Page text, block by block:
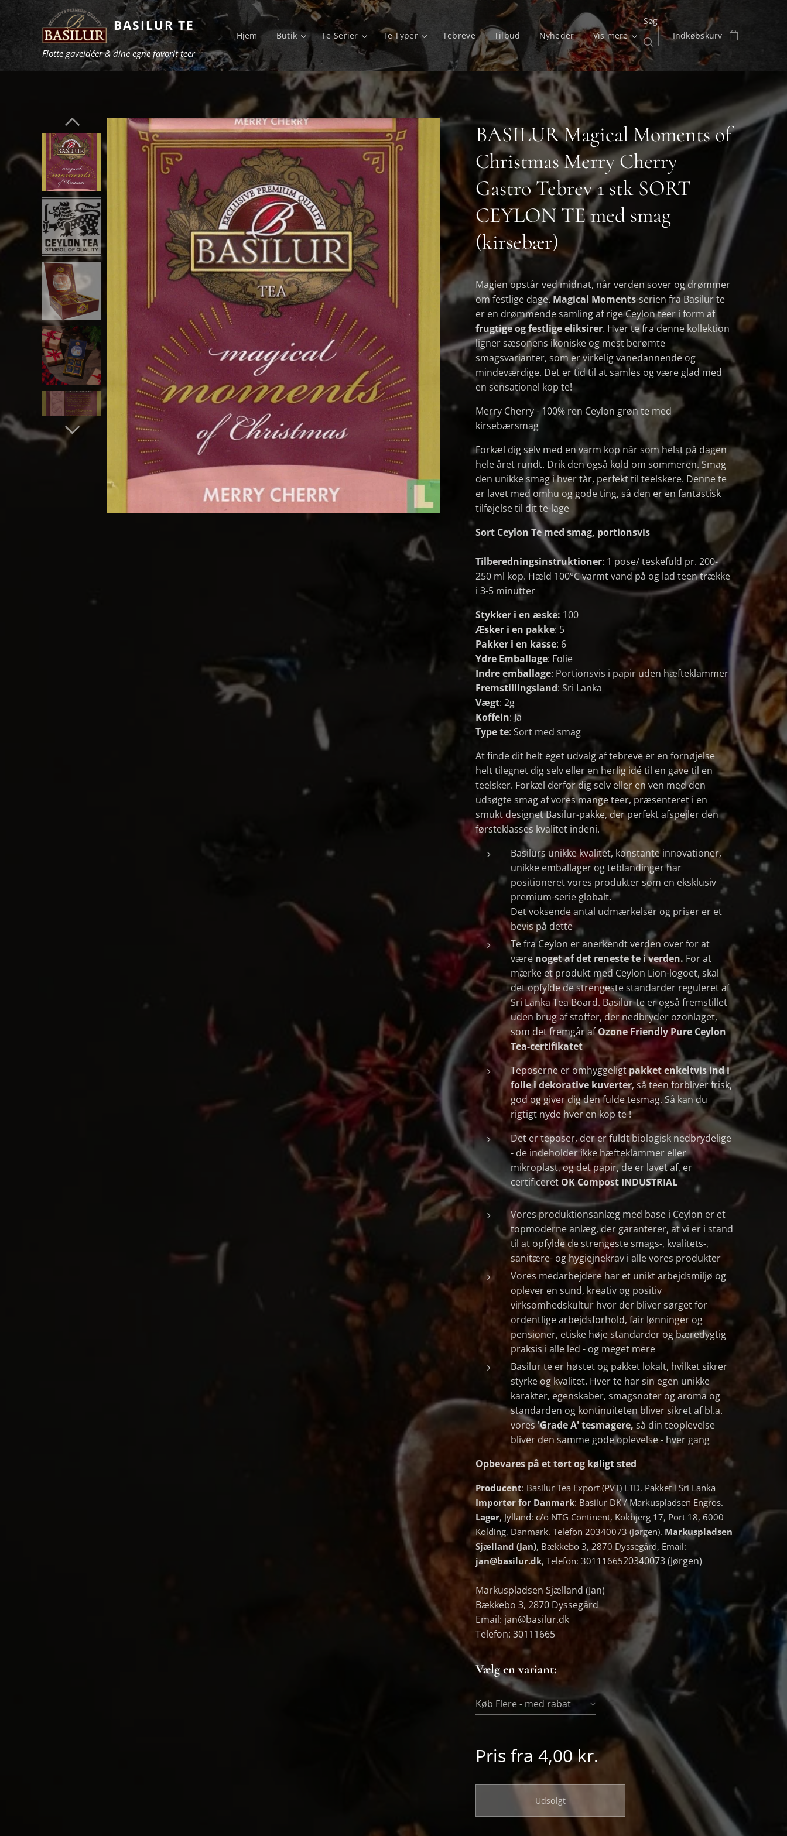
BASILUR TE
Flotte gaveidéer & dine egne favorit teer
Hjem Butik Te Serier Te Typer Tebreve Tilbud Nyheder Vis mere
Søg
Indkøbskurv
BASILUR Magical Moments of
Christmas Merry Cherry
Gastro Tebrev 1 stk SORT
CEYLON TE med smag
(kirsebær)
Magien opstår ved midnat, når verden sover og drømmer
om festlige dage.Magical Moments-serien fra Basilur te
er en drømmende samling af rige Ceylon teer i form af
frugtige og festlige eliksirer. Hver te fra denne kollektion
ligner sæsonens ikoniske og mest berømte
smagsvarianter, som er virkelig vanedannende og
mindeværdige. Det er tid til at samles og være glad med
en sensationel kop te!
Merry Cherry - 100% ren Ceylon grøn te med
kirsebærsmag
Forkæl dig selv med en varm kop når som helst på dagen
hele året rundt. Drik den også kold om sommeren. Smag
den unikke smag i hver tår, perfekt til teelskere. Denne te
er lavet med omhu og gode ting, så den er en fantastisk
tilføjelse til dit te-lage
Sort Ceylon Te med smag, portionsvis
Tilberedningsinstruktioner: 1 pose/ teskefuld pr. 200-
250 ml kop. Hæld 100°C varmt vand på og lad teen trække
i 3-5 minutter
Stykker i en æske: 100
Æsker i en pakke: 5
Pakker i en kasse: 6
Ydre Emballage: Folie
Indre emballage: Portionsvis i papir uden hæfteklammer
Fremstillingsland: Sri Lanka
Vægt: 2g
Koffein: Ja
Type te: Sort med smag
At finde dit helt eget udvalg af tebreve er en fornøjelse
helt tilegnet dig selv eller en herlig idé til en gave til en
teelsker. Forkæl derfor dig selv eller en ven med den
udsøgte smag af vores mange teer, præsenteret i en
smukt designet Basilur-pakke, der perfekt afspejler den
førsteklasses kvalitet indeni.
Basilurs unikke kvalitet, konstante innovationer,
unikke emballager og teblandinger har
positioneret vores produkter som en eksklusiv
premium-serie globalt.
Det voksende antal udmærkelser og priser er et
bevis på dette
Te fra Ceylon er anerkendt verden over for at
være noget af det reneste te i verden. For at
mærke et produkt med Ceylon Lion-logoet, skal
det opfylde de strengeste standarder reguleret af
Sri Lanka Tea Board. Basilur-te er også fremstillet
uden brug af stoffer, der nedbryder ozonlaget,
som det fremgår afOzone Friendly Pure Ceylon
Tea-certifikatet
Teposerne er omhyggeligtpakketenkeltvis ind i
folie i dekorative kuverter, så teen forbliver frisk,
god og giver dig den fulde tesmag. Så kan du
rigtigt nyde hver en kop te !
Det er teposer, der er fuldt biologisk nedbrydelige
- de indeholder ikke hæfteklammer eller
mikroplast, og det papir, de er lavet af, er
certificeret OK Compost INDUSTRIAL
Vores produktionsanlæg med base i Ceylon er et
topmoderne anlæg, der garanterer, at vi er i stand
til at opfylde de strengeste smags-, kvalitets-,
sanitære- og hygiejnekrav i alle vores produkter
Vores medarbejdere har et unikt arbejdsmiljø og
oplever en sund, kreativ og positiv
virksomhedskultur hvor der bliver sørget for
ordentlige arbejdsforhold, fair lønninger og
pensioner, etiske høje standarder og bæredygtig
praksis i alle led - og meget mere
Basilur te er høstet og pakket lokalt, hvilket sikrer
styrke og kvalitet. Hver te har sin egen unikke
karakter, egenskaber, smagsnoter og aroma og
standarden og kontinuiteten bliver sikret af bl.a.
vores'Grade A' tesmagere, så din teoplevelse
bliver den samme gode oplevelse - hver gang
Opbevares på et tørt og køligt sted
Producent: Basilur Tea Export (PVT) LTD. Pakket i Sri Lanka
Importør for Danmark: Basilur DK / Markuspladsen Engros.
Lager, Jylland: c/o NTG Continent, Kokbjerg 17, Port 18, 6000
Kolding, Danmark. Telefon 20340073 (Jørgen). Markuspladsen
Sjælland (Jan), Bækkebo 3, 2870 Dyssegård, Email:
jan@basilur.dk, Telefon: 3011166520340073 (Jørgen)
Markuspladsen Sjælland (Jan)
Bækkebo 3, 2870 Dyssegård
Email: jan@basilur.dk
Telefon: 30111665
Vælg en variant:
Køb Flere - med rabat
Pris fra 4,00kr.
Udsolgt